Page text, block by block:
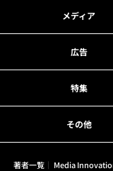
メディア
広告
特集
その他
著者一覧 Media